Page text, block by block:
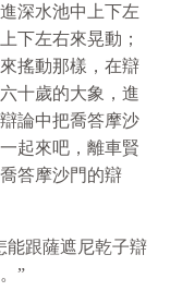
深水池中上下左
下左右來晃動；
搖動那樣，在辯
十歲的大象，進
論中把喬答摩沙
起來吧，離車賢
答摩沙門的辯
跟薩遮尼乾子辯
”